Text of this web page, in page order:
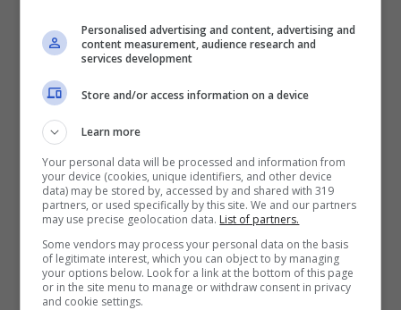
federali degli USA fare lo slalom nel traffico
vietato e punito severamente
Lo fanno tutti quindi deve essere legale,
giusto? Niente di più lontano dalla realtà. Gli
articoli 143 e 146 rispondono alla domanda in
un modo che probabilmente non piacerà
affatto a chi prende la moto o lo scooter
proprio per saltare il traffico.
Infatti, gli articoli in questioneprescrivono le
Personalised advertising and content, advertising and
content measurement, audience research and
services development
Store and/or access information on a device
Learn more
Your personal data will be processed and information from
your device (cookies, unique identifiers, and other device
data) may be stored by, accessed by and shared with 319
partners, or used specifically by this site. We and our partners
may use precise geolocation data. List of partners.
Some vendors may process your personal data on the basis
of legitimate interest, which you can object to by managing
your options below. Look for a link at the bottom of this page
or in the site menu to manage or withdraw consent in privacy
and cookie settings.